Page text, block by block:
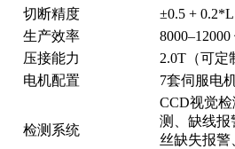
切断精度
±0.5 + 0.2*L
生产效率
压接能力
2.0T（可定
电机配置
7套伺服电
检测系统
CCD视觉
测、缺线报
丝缺失报警